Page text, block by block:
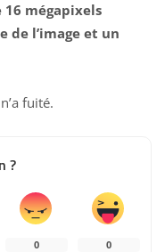
mégapixels
l’image et un
fuité.
?
0 0